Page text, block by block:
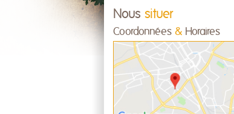
Nous situer
Coordonnées & Horaires